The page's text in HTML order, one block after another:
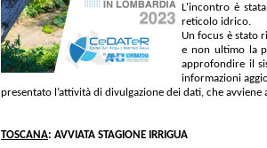
L'incontro è
reticolo idrico.
Un focus è stato
e non ultimo la
approfondire il
informazioni
presentato l’attività di divulgazione dei dati, che
TOSCANA: AVVIATA STAGIONE IRRIGUA